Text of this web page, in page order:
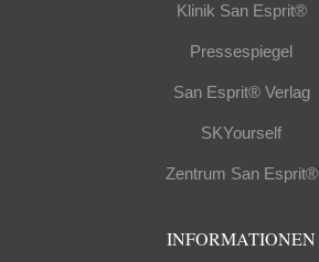
Klinik San Esprit®
Pressespiegel
San Esprit® Verlag
SKYourself
Zentrum San Esprit®
INFORMATIONEN